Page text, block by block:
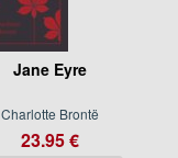
Jane Eyre
Charlotte Brontë
23.95 €